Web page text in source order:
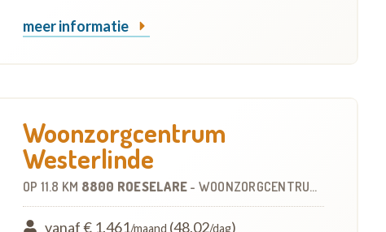
meer informatie
Woonzorgcentrum
Westerlinde
OP 11.8 KM 8800 ROESELARE - WOONZORGCENTRUM (WZC)
vanaf € 1.461/maand (48,02/dag)